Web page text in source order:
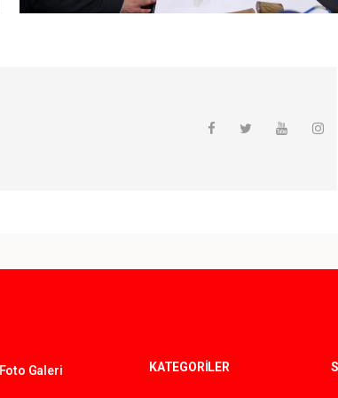
Foto Galeri KATEGORİLER